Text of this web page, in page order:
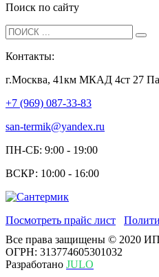
Поиск по сайту
Контакты:
г.Москва, 41км МКАД 4ст 27
+7 (969) 087-33-83
san-termik@yandex.ru
ПН-СБ: 9:00 - 19:00
ВСКР: 10:00 - 16:00
Посмотреть прайс лист
Все права защищены © 2020
ОГРН: 313774605301032
Разработано JULO